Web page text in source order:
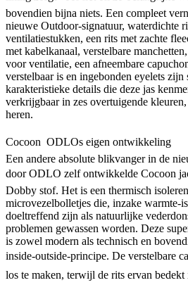
bovendien bijna niets. Een compleet
nieuwe Outdoor-signatuur, waterdichte
ventilatiestukken, een rits met zachte
met kabelkanaal, verstelbare
voor ventilatie, een afneembare
verstelbaar is en ingebonden eyelets zijn
karakteristieke details die deze jas
verkrijgbaar in zes overtuigende
heren.
Cocoon  ODLOs eigen ontwikkeling
Een andere absolute blikvanger in de
door ODLO zelf ontwikkelde Cocoon
Dobby stof. Het is een thermisch
microvezelbolletjes die, inzake warmte-
doeltreffend zijn als natuurlijke
problemen gewassen worden. Deze
is zowel modern als technisch en
inside-outside-principe. De verstelbare
los te maken, terwijl de rits ervan bedekt